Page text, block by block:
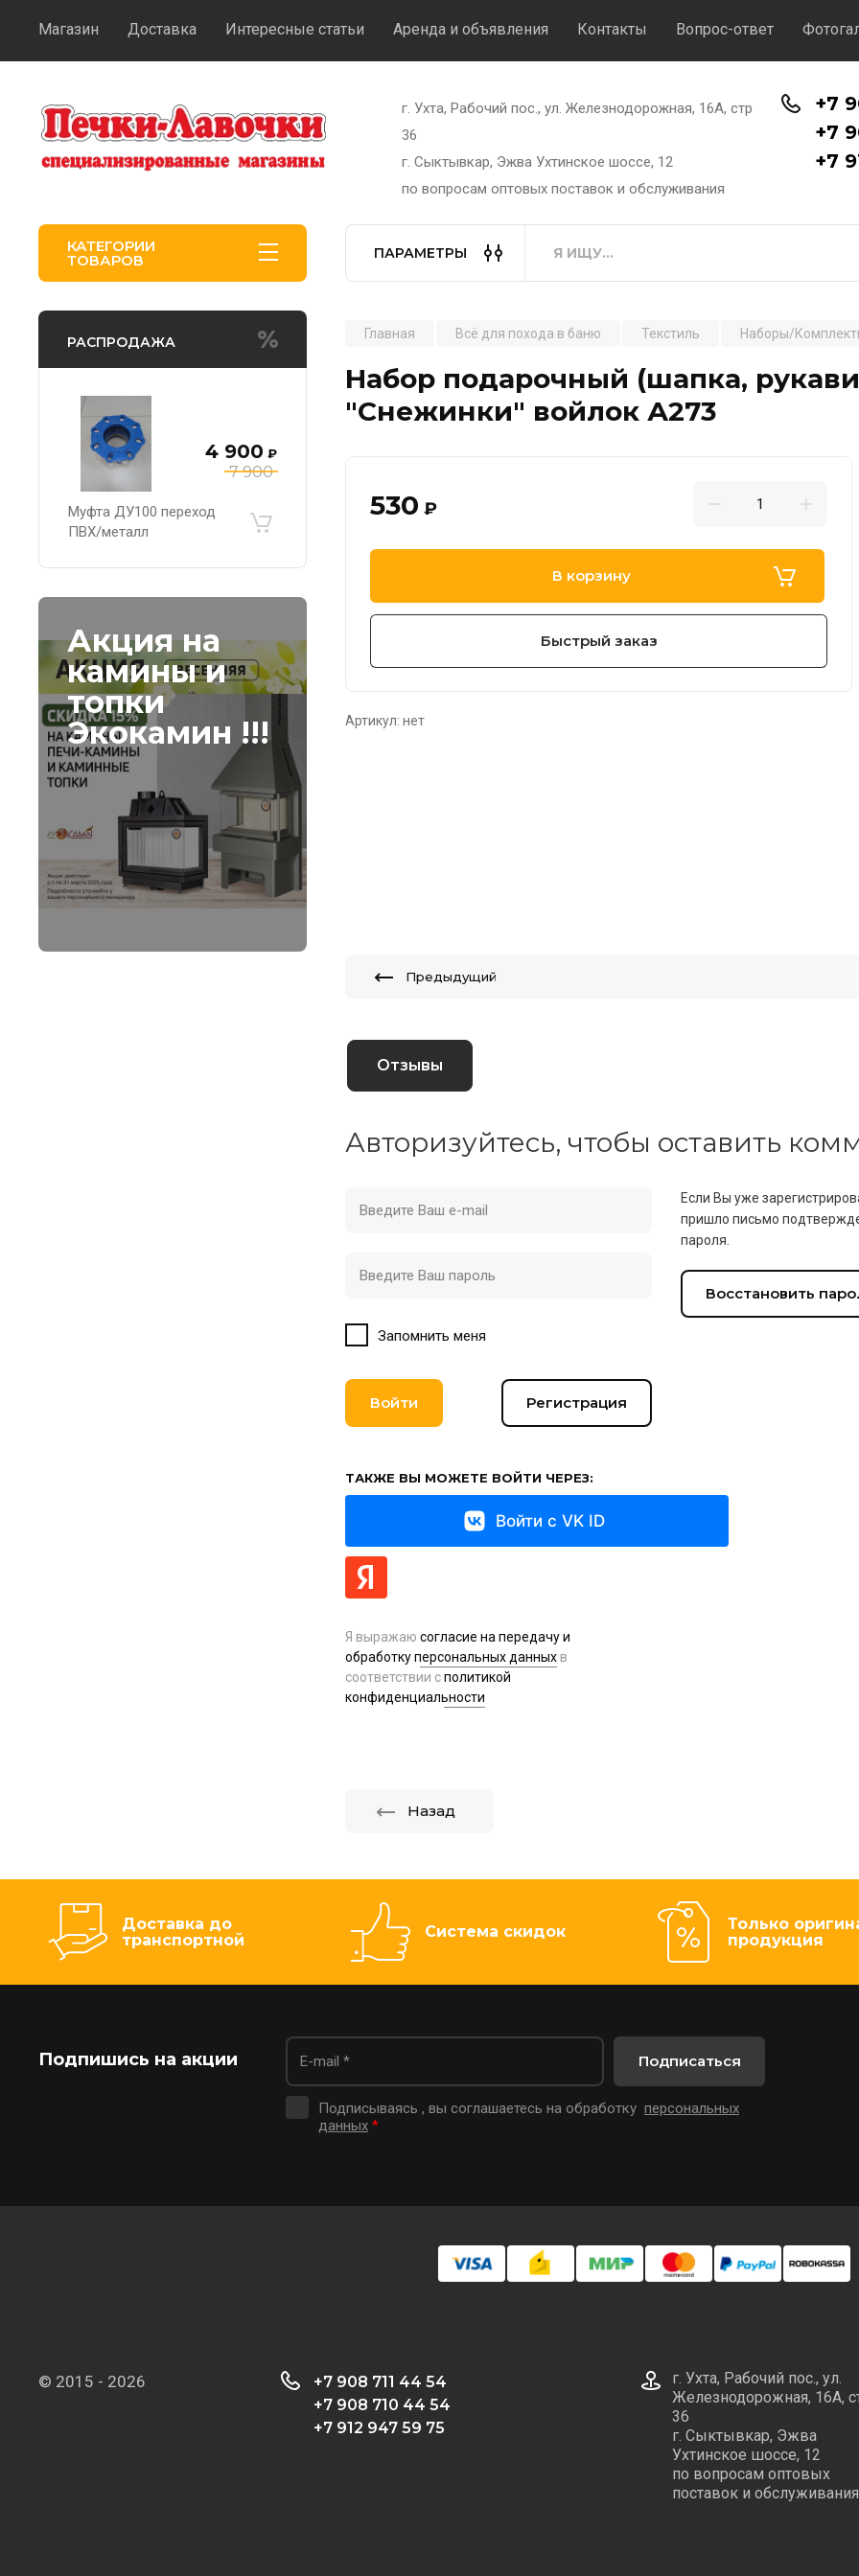
Магазин Доставка Интересные статьи Аренда и объявления Контакты Вопрос-ответ
г. Ухта, Рабочий пос., ул. Железнодорожная, 16А, стр
36
г. Сыктывкар, Эжва Ухтинское шоссе, 12
по вопросам оптовых поставок и обслуживания
+7
+7
+7
КАТЕГОРИИ
ТОВАРОВ ПАРАМЕТРЫ
РАСПРОДАЖА
7 900
4 900 ₽
Муфта ДУ100 переход
ПВХ/металл
Акция на
камины и
топки
Экокамин !!!
Главная Всё для похода в баню Текстиль Наборы/
Набор подарочный (шапка,
"Снежинки" войлок А273
530 ₽
В корзину
Быстрый заказ
Артикул: нет
Предыдущий
Отзывы
Авторизуйтесь, чтобы оставить
Запомнить меня
Войти Регистрация
Если Вы уже
пришло письмо
пароля.
Восстановить
ТАКЖЕ ВЫ МОЖЕТЕ ВОЙТИ ЧЕРЕЗ:
Войти с VK ID
Я выражаю согласие на передачу и
обработку персональных данных в
соответствии сполитикой
конфиденциальности
Назад
Доставка до
транспортной
Система скидок
Только
продукция
Подпишись на акции
Подписываясь , вы соглашаетесь на обработку персональных
данных *
Подписаться
© 2015 - 2026
+7 908 711 44 54
+7 908 710 44 54
+7 912 947 59 75
г. Ухта, Рабочий пос., ул.
Железнодорожная, 16А,
36
г. Сыктывкар, Эжва
Ухтинское шоссе, 12
по вопросам оптовых
поставок и обслуживания